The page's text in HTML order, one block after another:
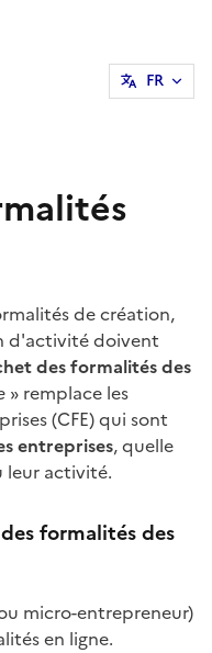
FR
de création,
d'activité doivent
des formalités des
» remplace les
(CFE) qui sont
entreprises, quelle
leur activité.
formalités des
micro-entrepreneur)
en ligne.